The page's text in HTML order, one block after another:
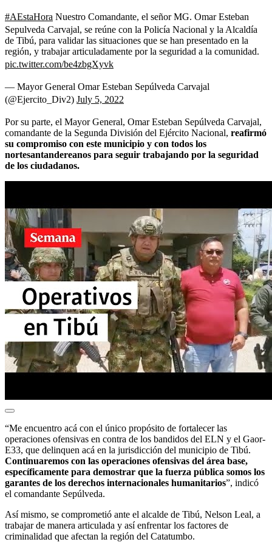
#AEstaHora Nuestro Comandante, el señor MG. Omar Esteban
Sepulveda Carvajal, se reúne con la Policía Nacional y la Alcaldía
de Tibú, para validar las situaciones que se han presentado en la
región, y trabajar articuladamente por la seguridad a la comunidad.
pic.twitter.com/be4zbgXyvk
— Mayor General Omar Esteban Sepúlveda Carvajal
(@Ejercito_Div2) July 5, 2022
Por su parte, el Mayor General, Omar Esteban Sepúlveda Carvajal,
comandante de la Segunda División del Ejército Nacional, reafirmó
su compromiso con este municipio y con todos los
nortesantandereanos para seguir trabajando por la seguridad
de los ciudadanos.
“Me encuentro acá con el único propósito de fortalecer las
operaciones ofensivas en contra de los bandidos del ELN y el Gaor-
E33, que delinquen acá en la jurisdicción del municipio de Tibú.
Continuaremos con las operaciones ofensivas del área base,
específicamente para demostrar que la fuerza pública somos los
garantes de los derechos internacionales humanitarios”, indicó
el comandante Sepúlveda.
Así mismo, se comprometió ante el alcalde de Tibú, Nelson Leal, a
trabajar de manera articulada y así enfrentar los factores de
criminalidad que afectan la región del Catatumbo.